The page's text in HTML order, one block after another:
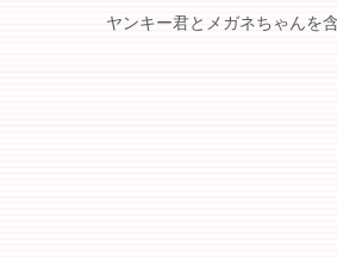
ヤンキー君とメガネちゃんを